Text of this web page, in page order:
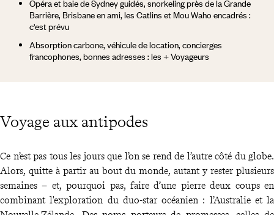
Voyage aux antipodes
Opéra et baie de Sydney guidés, snorkeling près de la Grande
Barrière, Brisbane en ami, les Catlins et Mou Waho encadrés :
c'est prévu
Absorption carbone, véhicule de location, concierges
francophones, bonnes adresses : les + Voyageurs
Ce n’est pas tous les jours que l’on se rend de l’autre côté du globe.
Alors, quitte à partir au bout du monde, autant y rester plusieurs
semaines – et, pourquoi pas, faire d’une pierre deux coups en
combinant l'exploration du duo-star océanien : l’Australie et la